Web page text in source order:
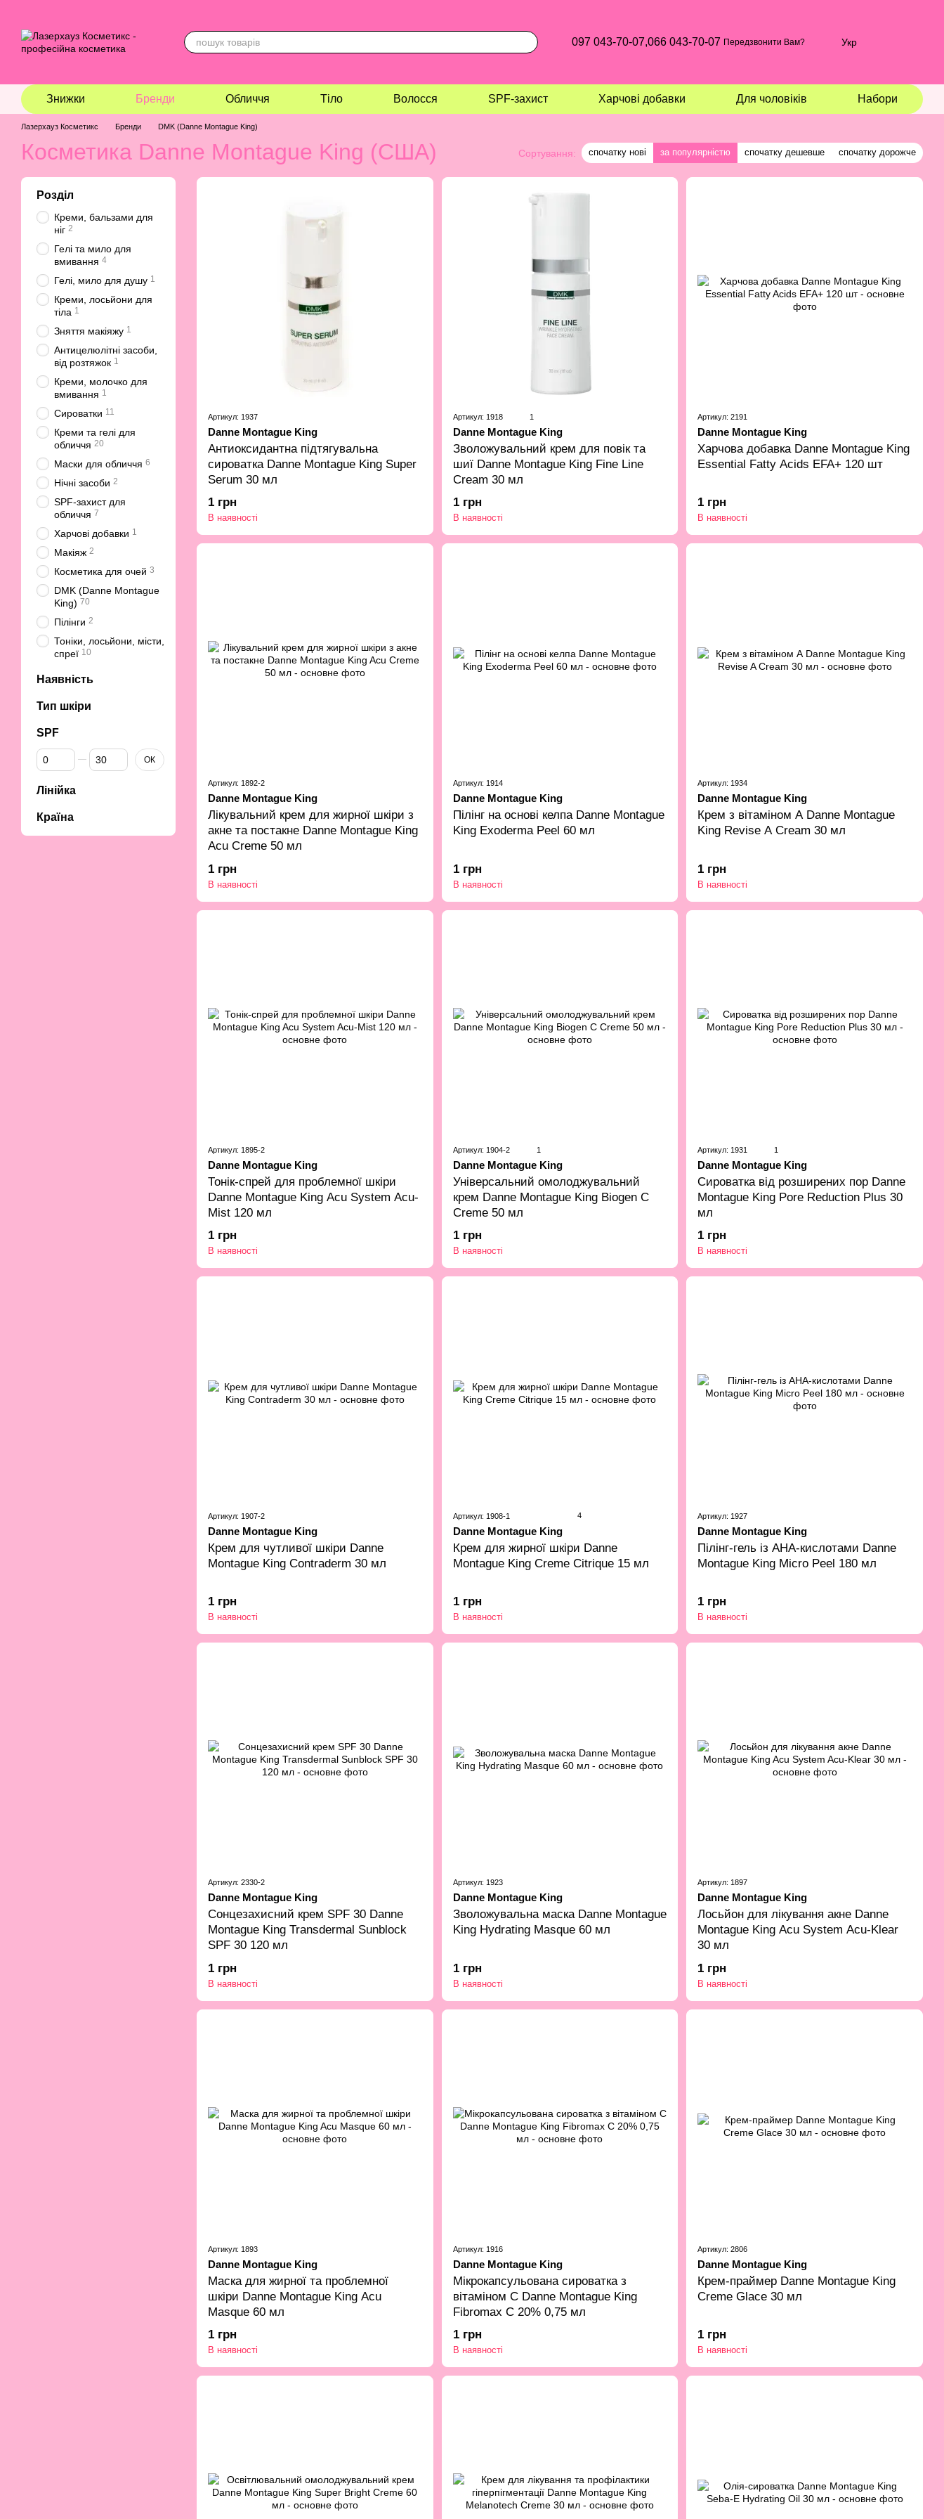
097 043-70-07,066 043-70-07 Передзвонити Вам? Укр
Знижки Бренди Обличчя Тіло Волосся SPF-захист Харчові добавки Для чоловіків Набори
Лазерхауз Косметикс Бренди DMK (Danne Montague King)
Косметика Danne Montague King (США) Сортування: спочатку нові за популярністю спочатку дешевше спочатку дорожче
Артикул: 1937
Danne Montague King
Антиоксидантна підтягувальна
сироватка Danne Montague King Super
Serum 30 мл
1 грн
В наявності
Артикул: 1918 1
Danne Montague King
Зволожувальний крем для повік та
шиї Danne Montague King Fine Line
Cream 30 мл
1 грн
В наявності
Артикул: 2191
Danne Montague King
Харчова добавка Danne Montague King
Essential Fatty Acids EFA+ 120 шт
1 грн
В наявності
Артикул: 1892-2
Danne Montague King
Лікувальний крем для жирної шкіри з
акне та постакне Danne Montague King
Acu Creme 50 мл
1 грн
В наявності
Артикул: 1914
Danne Montague King
Пілінг на основі келпа Danne Montague
King Exoderma Peel 60 мл
1 грн
В наявності
Артикул: 1934
Danne Montague King
Крем з вітаміном А Danne Montague
King Revise A Cream 30 мл
1 грн
В наявності
Артикул: 1895-2
Danne Montague King
Тонік-спрей для проблемної шкіри
Danne Montague King Acu System Acu-
Mist 120 мл
1 грн
В наявності
Артикул: 1904-2 1
Danne Montague King
Універсальний омолоджувальний
крем Danne Montague King Biogen C
Creme 50 мл
1 грн
В наявності
Артикул: 1931 1
Danne Montague King
Сироватка від розширених пор Danne
Montague King Pore Reduction Plus 30
мл
1 грн
В наявності
Артикул: 1907-2
Danne Montague King
Крем для чутливої ​​шкіри Danne
Montague King Contraderm 30 мл
1 грн
В наявності
Артикул: 1908-1 4
Danne Montague King
Крем для жирної шкіри Danne
Montague King Creme Citrique 15 мл
1 грн
В наявності
Артикул: 1927
Danne Montague King
Пілінг-гель із AHA-кислотами Danne
Montague King Micro Peel 180 мл
1 грн
В наявності
Артикул: 2330-2
Danne Montague King
Сонцезахисний крем SPF 30 Danne
Montague King Transdermal Sunblock
SPF 30 120 мл
1 грн
В наявності
Артикул: 1923
Danne Montague King
Зволожувальна маска Danne Montague
King Hydrating Masque 60 мл
1 грн
В наявності
Артикул: 1897
Danne Montague King
Лосьйон для лікування акне Danne
Montague King Acu System Acu-Klear
30 мл
1 грн
В наявності
Артикул: 1893
Danne Montague King
Маска для жирної та проблемної
шкіри Danne Montague King Acu
Masque 60 мл
1 грн
В наявності
Артикул: 1916
Danne Montague King
Мікрокапсульована сироватка з
вітаміном С Danne Montague King
Fibromax C 20% 0,75 мл
1 грн
В наявності
Артикул: 2806
Danne Montague King
Крем-праймер Danne Montague King
Creme Glace 30 мл
1 грн
В наявності
Розділ
Креми, бальзами для
ніг 2
Гелі та мило для
вмивання 4
Гелі, мило для душу 1
Креми, лосьйони для
тіла 1
Зняття макіяжу 1
Антицелюлітні засоби,
від розтяжок 1
Креми, молочко для
вмивання 1
Сироватки 11
Креми та гелі для
обличчя 20
Маски для обличчя 6
Нічні засоби 2
SPF-захист для
обличчя 7
Харчові добавки 1
Макіяж 2
Косметика для очей 3
DMK (Danne Montague
King) 70
Пілінги 2
Тоніки, лосьйони, місти,
спреї 10
Наявність
Тип шкіри
SPF
Від SPF
До SPF ОК
Лінійка
Країна